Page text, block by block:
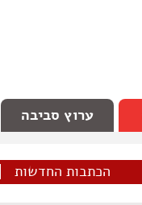
ערוץ סביבה
הכתבות החדשות